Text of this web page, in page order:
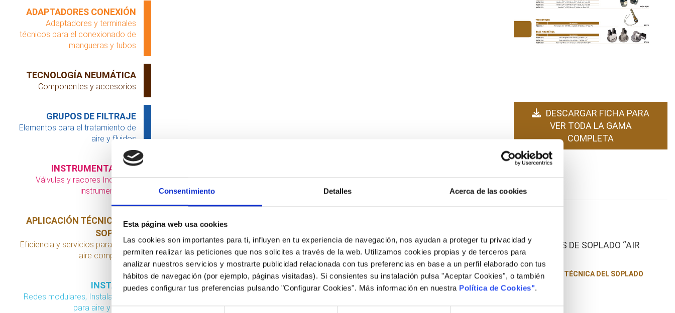
Consentimiento Detalles Acerca de las cookies
Esta página web usa cookies
Las cookies son importantes para ti, influyen en tu experiencia de navegación, nos ayudan a proteger tu privacidad y
permiten realizar las peticiones que nos solicites a través de la web. Utilizamos cookies propias y de terceros para
analizar nuestros servicios y mostrarte publicidad relacionada con tus preferencias en base a un perfil elaborado con tus
hábitos de navegación (por ejemplo, páginas visitadas). Si consientes su instalación pulsa "Aceptar Cookies", o también
puedes configurar tus preferencias pulsando "Configurar Cookies". Más información en nuestra Política de Cookies".
ADAPTADORES CONEXIÓN
Adaptadores y terminales
técnicos para el conexionado de
mangueras y tubos
TECNOLOGÍA NEUMÁTICA
Componentes y accesorios
GRUPOS DE FILTRAJE
Elementos para el tratamiento de
aire y fluidos
INSTRUMENTACIÓN
Válvulas y racores Inox para
instrumentación
APLICACIÓN TÉCNICA DEL
SOPLADO
Eficiencia y servicios para red en
aire comprimido
INSTALAIR
Redes modulares, Instalaciones
para aire y fluidos
DESCARGAR FICHA PARA
VER TODA LA GAMA
COMPLETA
BARRERAS DE AIRE “SUPER AIR
APLICACIÓN TÉCNICA DEL SOPLADO
AMPLIFICADOR DE AIRE “AIR
AMPLIFIER”
APLICACIÓN TÉCNICA DEL SOPLADO
BOQUILLAS DE SOPLADO “AIR
NOZZLES”
APLICACIÓN TÉCNICA DEL SOPLADO